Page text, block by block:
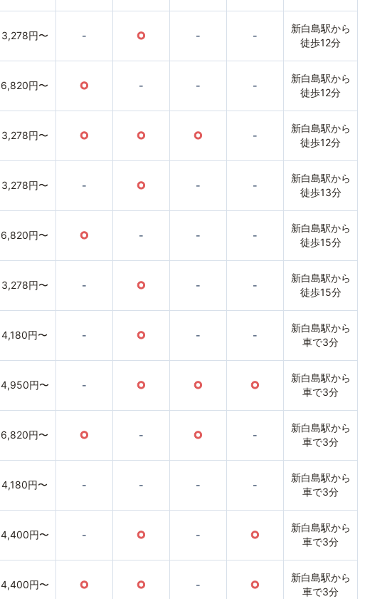
3,278円〜 - ○ - -
新白島駅から
徒歩12分
6,820円〜 ○ - - -
新白島駅から
徒歩12分
3,278円〜 ○ ○ ○ -
新白島駅から
徒歩12分
3,278円〜 - ○ - -
新白島駅から
徒歩13分
6,820円〜 ○ - - -
新白島駅から
徒歩15分
3,278円〜 - ○ - -
新白島駅から
徒歩15分
4,180円〜 - ○ - -
新白島駅から
車で3分
4,950円〜 - ○ ○ ○
新白島駅から
車で3分
6,820円〜 ○ - ○ -
新白島駅から
車で3分
4,180円〜 - - - -
新白島駅から
車で3分
4,400円〜 - ○ - ○
新白島駅から
車で3分
4,400円〜 ○ ○ - ○
新白島駅から
車で3分